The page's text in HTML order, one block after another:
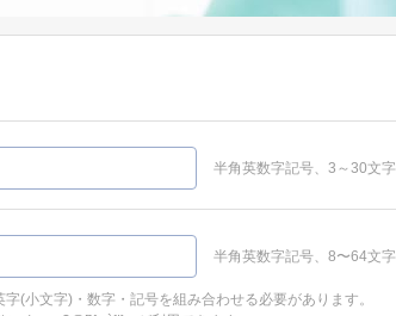
半角英数字記号、3～30文字
半角英数字記号、8〜64文字
(小文字)・数字・記号を組み合わせる必要があります。